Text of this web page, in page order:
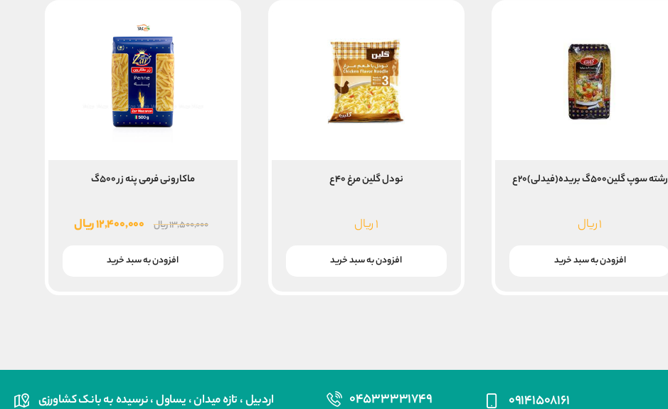
رشته سوپ گلین۵۰۰گ بریده(فیدلی)۲۰ع
۱ریال
افزودن به سبد خرید
نودل گلین مرغ ۴۰ع
۱ریال
افزودن به سبد خرید
ماکارونی فرمی پنه زر ۵۰۰گ
۱۳,۵۰۰,۰۰۰ریال
قیمت
۱۲,۴۰۰,۰۰۰ریالقیمت
افزودن به سبد خرید
۰۹۱۴۱۵۰۸۱۶۱ ۰۴۵۳۳۳۳۱۷۴۹ اردبیل ، تازه میدان ، یساول ، نرسیده به بانک کشاورزی